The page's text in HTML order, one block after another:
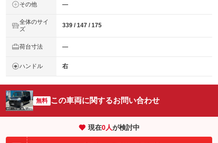
その他 ―
全体のサイ
ズ
339 / 147 / 175
荷台寸法 ―
ハンドル 右
無料 この車両に関するお問い合わせ
現在0人が検討中